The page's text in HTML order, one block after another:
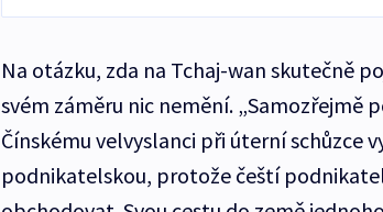
Na otázku, zda na Tchaj-wan skutečně
svém záměru nic nemění. „Samozřejmě
Čínskému velvyslanci při úterní schůzce
podnikatelskou, protože čeští